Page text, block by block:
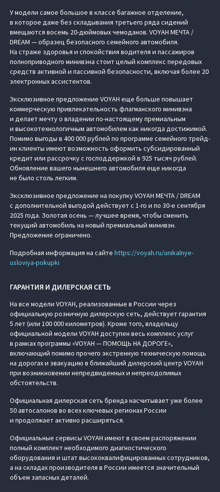
У модели самое большое в классе багажное отделение,
в которое даже без складывания третьего ряда сидений
вмещаются восемь 20-дюймовых чемоданов. VOYAH МЕЧТА /
DREAM — образец безопасного семейного автомобиля.
На страже здоровья и спокойствия водителя и пассажиров
полноприводного минивэна стоит целый комплекс передовых
средств активной и пассивной безопасности, включая более 20
электронных ассистентов.
Эксклюзивное предложение VOYAH еще больше повышает
коммерческую привлекательность флагманского минивэна
и делает мечту о владении по-настоящему премиальным
и высокотехнологичным автомобилем как никогда достижимой.
Помимо выгоды в 400 000 рублей по программе семейного трейд-
ин клиенты имеют возможность оформить субсидированный
кредит или рассрочку с господдержкой в 925 тысяч рублей.
Обновление вашего нынешнего автомобиля еще никогда
не было столь легким.
Эксклюзивное предложение на покупку VOYAH МЕЧТА / DREAM
с дополнительной выгодой действует с 1-го и по 30-е сентября
2025 года. Золотая осень — лучшее время, чтобы сменить
текущий автомобиль на новый премиальный минивэн.
Предложение ограничено.
Подробная информация на сайте https://voyah.ru/unikalnye-
usloviya-pokupki
ГАРАНТИЯ И ДИЛЕРСКАЯ СЕТЬ
На все модели VOYAH, реализованные в России через
официальную розничную дилерскую сеть, действует гарантия
5 лет (или 100 000 километров). Кроме того, владельцу
официальной модели VOYAH доступен весь комплекс услуг
в рамках программы «VOYAH — ПОМОЩЬ НА ДОРОГЕ»,
включающий помимо прочего экстренную техническую помощь
на дорогах и эвакуацию в ближайший дилерский центр VOYAH
при возникновении непредвиденных и непреодолимых
обстоятельств.
Официальная дилерская сеть бренда насчитывает уже более
50 автосалонов во всех ключевых регионах России
и продолжает активно расширяться.
Официальные сервисы VOYAH имеют в своем распоряжении
полный комплект необходимого диагностического
оборудования и штат высококвалифицированных сотрудников,
а на складах производителя в России имеется значительный
объем запасных деталей.